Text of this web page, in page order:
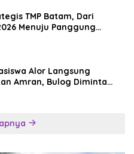
TMP Batam, Dari
Menuju Panggung
Alor Langsung
Amran, Bulog Diminta